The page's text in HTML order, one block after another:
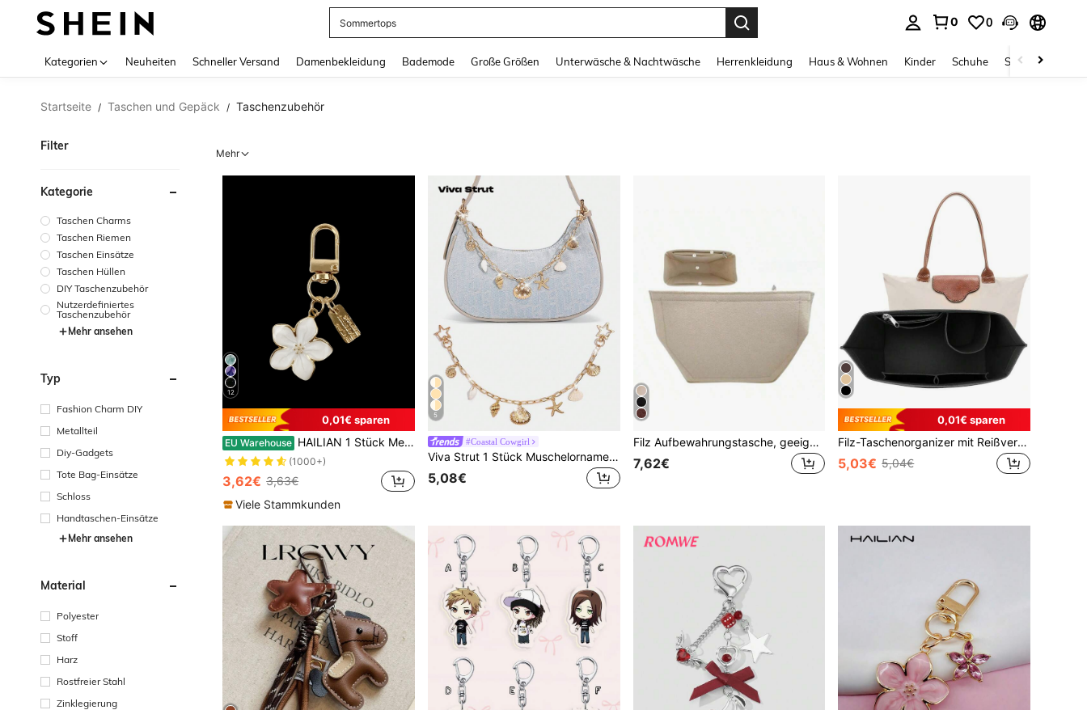
Sommertops
0 0
Kategorien Neuheiten Schneller Versand Damenbekleidung Bademode Große Größen Unterwäsche & Nachtwäsche Herrenkleidung Haus & Wohnen Kinder Schuhe Schmuck &
Startseite / Taschen und Gepäck / Taschenzubehör
Filter
Kategorie
Taschen Charms
Taschen Riemen
Taschen Einsätze
Taschen Hüllen
DIY Taschenzubehör
Nutzerdefiniertes
Taschenzubehör
Mehr ansehen
Typ
Fashion Charm DIY
Metallteil
Diy-Gadgets
Tote Bag-Einsätze
Schloss
Handtaschen-Einsätze
Mehr ansehen
Material
Polyester
Stoff
Harz
Rostfreier Stahl
Zinklegierung
Mehr
12
0,01€ sparen
EU Warehouse HAILIAN 1 Stück Metall Kirschblüten Schlüsselanhänger, leicht und anmutig mit Sakura Design und Anhänger, geeignet für Taschen, Autoschlüssel, Paar und Geschenke zu Feiertagen
(1000+)
3,62€ 3,63€
Viele Stammkunden
5
#Coastal Cowgirl
Viva Strut 1 Stück Muschelornament für einen Urlaubsstil Seestern Muschelkette Tasche, Meerjungfrau Schwanz Konchen Schlüsselanhänger, passend zum Kombinieren mit einer kleinen quadratischen Tasche für den Urlaub.
5,08€
Filz Aufbewahrungstasche, geeignet für Stangenetui, Cyme Tasche, Kosmetik Aufbewahrungstasche mit Futter, verformungsbeständig, gute Stützkraft, Unisex Geschenk
7,62€
0,01€ sparen
Filz-Taschenorganizer mit Reißverschluss für Le Pliage L Shopper und M Handtasche, Tasche Organizer-Einsatz mit Becherhalter, Damen Handtaschen-Formgeber mit 8 Fächern
5,03€ 5,04€